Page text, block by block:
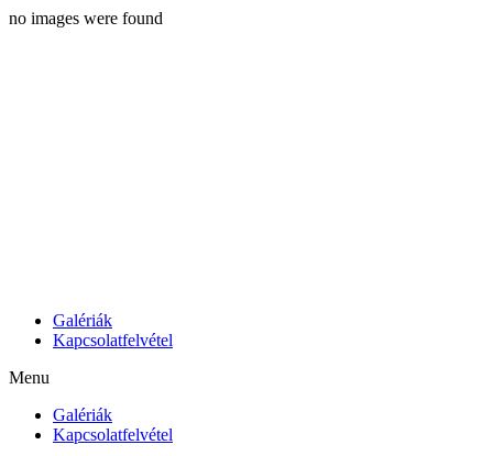
no images were found
Galériák
Kapcsolatfelvétel
Menu
Galériák
Kapcsolatfelvétel